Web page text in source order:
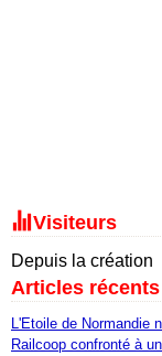
Visiteurs
Depuis la création
Articles récents
L'Etoile de Normandie
Railcoop confronté à